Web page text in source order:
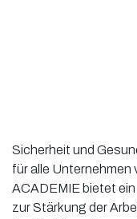
Sicherheit und
für alle Unternehmen
ACADEMIE bietet
zur Stärkung der